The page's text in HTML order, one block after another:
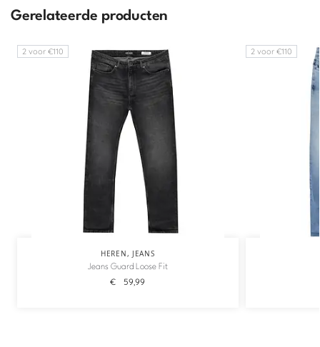
Gerelateerde producten
2 voor €110
HEREN, JEANS
Jeans Guard Loose Fit
€ 59,99
2 voor €110